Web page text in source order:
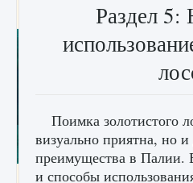
9 августа 2024 1
Как приручить существ из
Раздел 5:
Поимка золотистого
визуально приятна, но
преимущества в Палии.
и способы